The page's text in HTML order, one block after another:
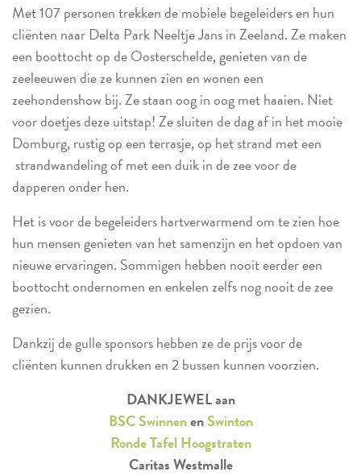
Met 107 personen trekken de mobiele begeleiders en hun
cliënten naar Delta Park Neeltje Jans in Zeeland. Ze maken
een boottocht op de Oosterschelde, genieten van de
zeeleeuwen die ze kunnen zien en wonen een
zeehondenshow bij. Ze staan oog in oog met haaien. Niet
voor doetjes deze uitstap! Ze sluiten de dag af in het mooie
Domburg, rustig op een terrasje, op het strand met een
strandwandeling of met een duik in de zee voor de
dapperen onder hen.
Het is voor de begeleiders hartverwarmend om te zien hoe
hun mensen genieten van het samenzijn en het opdoen van
nieuwe ervaringen. Sommigen hebben nooit eerder een
boottocht ondernomen en enkelen zelfs nog nooit de zee
gezien.
Dankzij de gulle sponsors hebben ze de prijs voor de
cliënten kunnen drukken en 2 bussen kunnen voorzien.
DANKJEWEL aan
BSC SwinnenenSwinton
Ronde Tafel Hoogstraten
Caritas Westmalle